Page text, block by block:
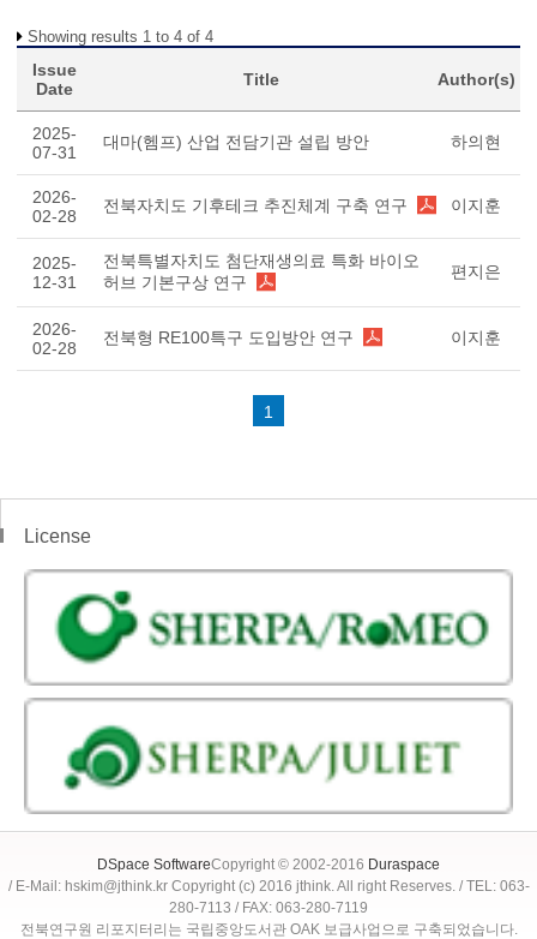
Showing results 1 to 4 of 4
Issue
Date
Title Author(s)
2025-
07-31
대마(헴프) 산업 전담기관 설립 방안 하의현
2026-
02-28
전북자치도 기후테크 추진체계 구축 연구 이지훈
2025-
12-31
전북특별자치도 첨단재생의료 특화 바이오
허브 기본구상 연구
편지은
2026-
02-28
전북형 RE100특구 도입방안 연구 이지훈
1
License
DSpace SoftwareCopyright © 2002-2016 Duraspace
/ E-Mail: hskim@jthink.kr Copyright (c) 2016 jthink. All right Reserves. / TEL: 063-
280-7113 / FAX: 063-280-7119
전북연구원 리포지터리는 국립중앙도서관 OAK 보급사업으로 구축되었습니다.